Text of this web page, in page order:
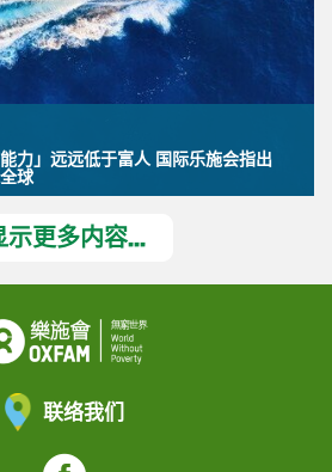
力」远远低于富人 国际乐施会指出
球
示更多内容...
联络我们